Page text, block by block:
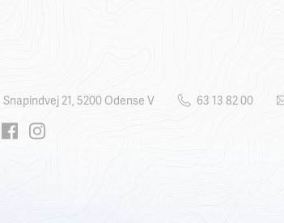
Snapindvej 21, 5200 Odense V 63 13 82 00